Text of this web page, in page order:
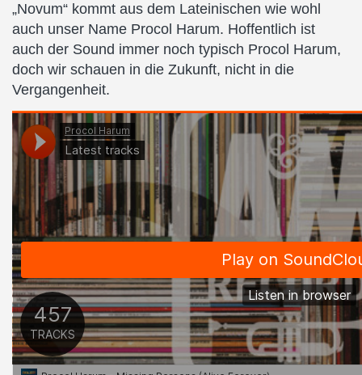
„Novum“ kommt aus dem Lateinischen wie wohl
auch unser Name Procol Harum. Hoffentlich ist
auch der Sound immer noch typisch Procol Harum,
doch wir schauen in die Zukunft, nicht in die
Vergangenheit.